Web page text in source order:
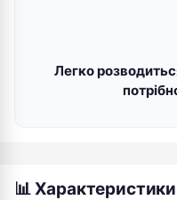
Легко
📊 Характеристики